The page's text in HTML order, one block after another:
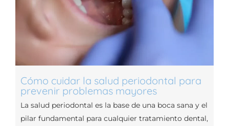
Cómo cuidar la salud periodontal para
prevenir problemas mayores
La salud periodontal es la base de una boca sana y el
pilar fundamental para cualquier tratamiento dental,